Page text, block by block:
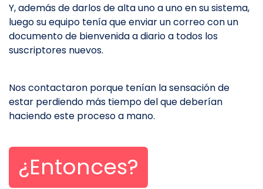
Y, además de darlos de alta uno a uno en su sistema,
luego su equipo tenía que enviar un correo con un
documento de bienvenida a diario a todos los
suscriptores nuevos.
Nos contactaron porque tenían la sensación de
estar perdiendo más tiempo del que deberían
haciendo este proceso a mano.
¿Entonces?